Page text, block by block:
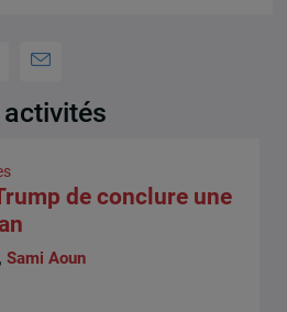
de conclure une
Sami Aoun